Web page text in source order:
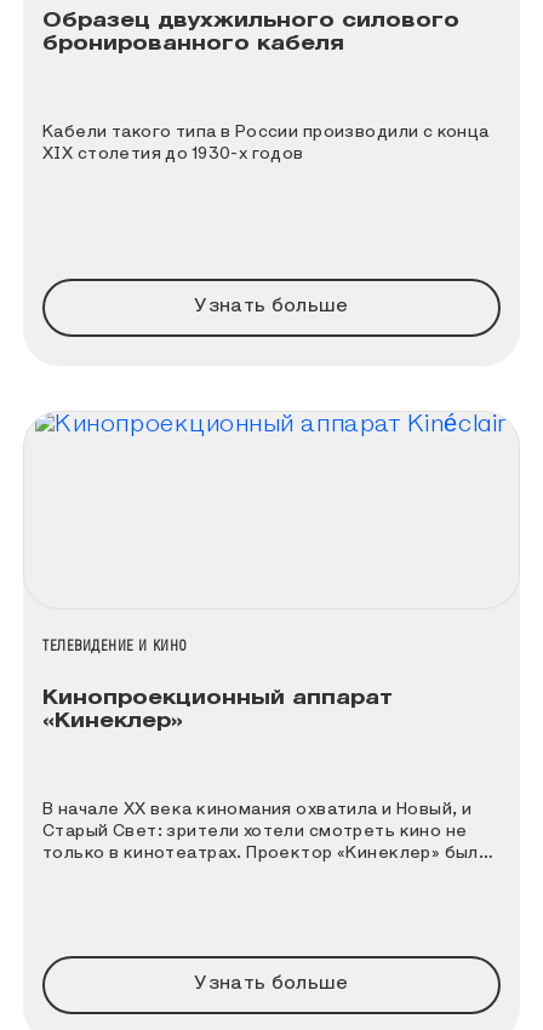
Образец двухжильного силового
бронированного кабеля
Кабели такого типа в России производили c конца
XIX столетия до 1930-х годов
Узнать больше
НАЗВАНИЕ КОЛЛЕКЦИИ
ТЕЛЕВИДЕНИЕ И КИНО
Кинопроекционный аппарат
«Кинеклер»
В начале XX века киномания охватила и Новый, и
Старый Свет: зрители хотели смотреть кино не
только в кинотеатрах. Проектор «Кинеклер» был
Узнать больше